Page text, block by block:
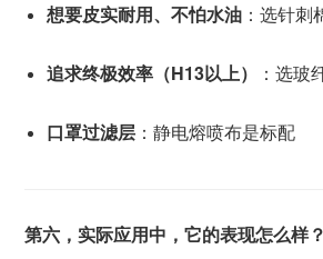
想要皮实耐用、不怕水油 ：选针刺
追求终极效率（H13以上） ：选玻
口罩过滤层 ：静电熔喷布是标配
第六，实际应用中，它的表现怎么样？